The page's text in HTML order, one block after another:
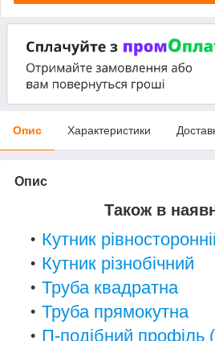
Опис Характеристики
Опис
Також в
Кутник
Кутник різнобічний
Труба квадратна
Труба прямокутна
П-подібний профіль